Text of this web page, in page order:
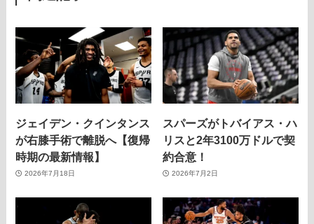
ジェイデン・クインタンス
が右膝手術で離脱へ【復帰
時期の最新情報】
2026年7月18日
スパーズがトバイアス・ハ
リスと2年3100万ドルで契
約合意！
2026年7月2日